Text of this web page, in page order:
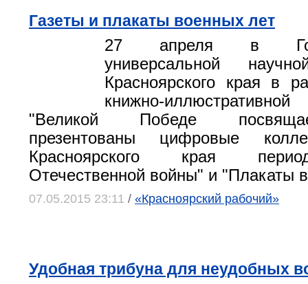
Газеты и плакаты военных лет
27 апреля в
универсальной
Красноярского края в
книжно-
"Великой Победе
презентованы цифровые
Красноярского края
Отечественной войны" и "Плакаты
07.05.2015 23:11 / «Красноярский рабочий»
Удобная трибуна для неудобных